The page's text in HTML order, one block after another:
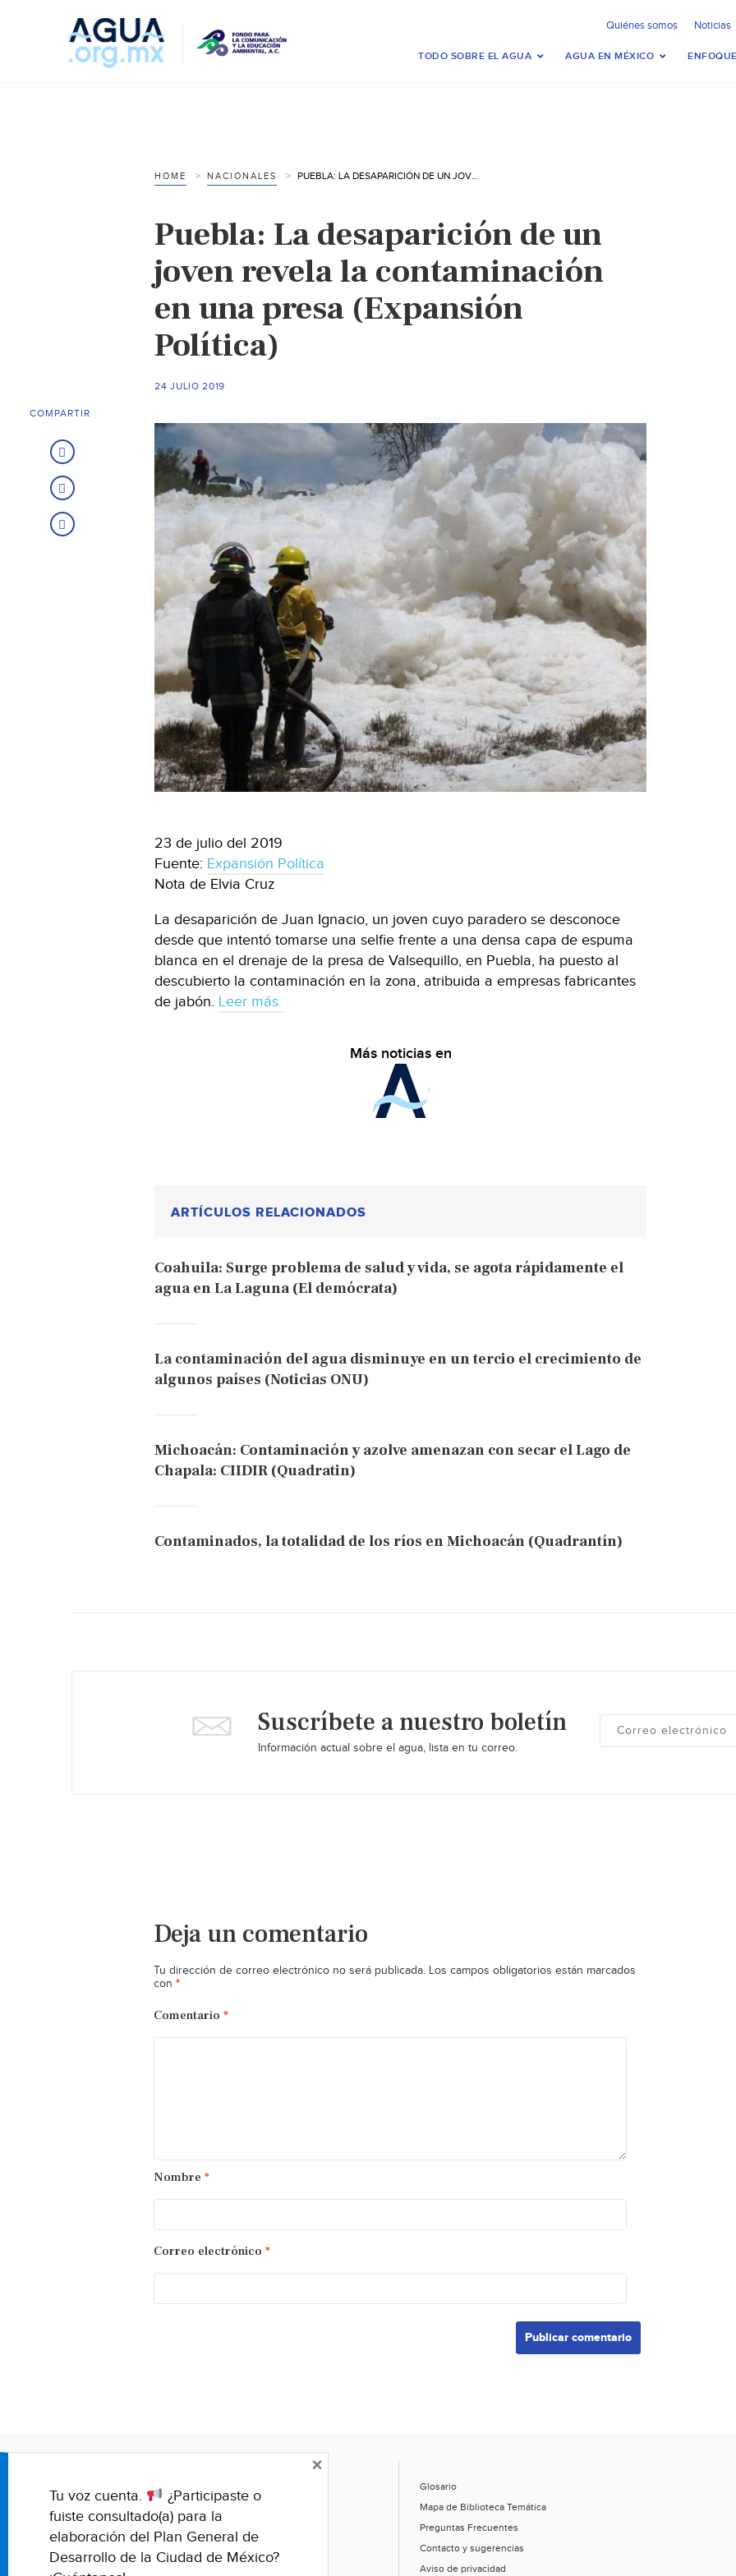
Quiénes somos Noticias
TODO SOBRE EL AGUA AGUA EN MÉXICO
HOME NACIONALES PUEBLA: LA DESAPARICIÓN DE UN JOVEN REVELA LA CONTAMINACIÓN EN UNA PRESA (EXPANSIÓN POLÍTICA)
Puebla: La desaparición de un
joven revela la contaminación
en una presa (Expansión
Política)
24 JULIO 2019
23 de julio del 2019
Fuente: Expansión Política
Nota de Elvia Cruz
La desaparición de Juan Ignacio, un joven cuyo paradero se desconoce
desde que intentó tomarse una selfie frente a una densa capa de espuma
blanca en el drenaje de la presa de Valsequillo, en Puebla, ha puesto al
descubierto la contaminación en la zona, atribuida a empresas fabricantes
de jabón. Leer más
Más noticias en
ARTÍCULOS RELACIONADOS
Coahuila: Surge problema de salud y vida, se agota rápidamente el
agua en La Laguna (El demócrata)
La contaminación del agua disminuye en un tercio el crecimiento de
algunos países (Noticias ONU)
Michoacán: Contaminación y azolve amenazan con secar el Lago de
Chapala: CIIDIR (Quadratin)
Contaminados, la totalidad de los ríos en Michoacán (Quadrantín)
COMPARTIR
Suscríbete a nuestro boletín
Información actual sobre el agua, lista en tu correo.
Deja un comentario
Tu dirección de correo electrónico no será publicada. Los campos obligatorios están marcados
con *
Comentario *
Nombre *
Correo electrónico *
Glosario
Mapa de Biblioteca Temática
Preguntas Frecuentes
Contacto y sugerencias
Aviso de privacidad
Tu voz cuenta.
¿Participaste o
fuiste consultado(a) para la
elaboración del Plan General de
Desarrollo de la Ciudad de México?
×